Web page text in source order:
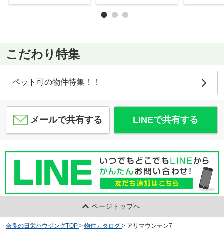
こだわり特集
ペット可の物件特集！！
メールで共有する LINEで共有する
ページトップへ
奈良の日栄ハウジングTOP > 物件カタログ > アリマウンテン7